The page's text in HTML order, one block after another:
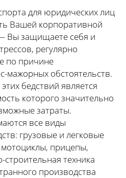
для юридических лиц
Вашей корпоративной
Вы защищаете себя и
регулярно
по причине
мажорных обстоятельств.
бедствий является
которого значительно
затраты.
все виды
грузовые и легковые
прицепы,
техника
производства